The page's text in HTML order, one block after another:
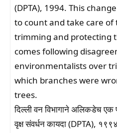
(DPTA), 1994. This
to count and take care of
trimming and protecting
comes following
environmentalists over
which branches were
trees.
दिल्ली वन विभागाने अलिकडेच एक
वृक्ष संवर्धन कायदा (DPTA),